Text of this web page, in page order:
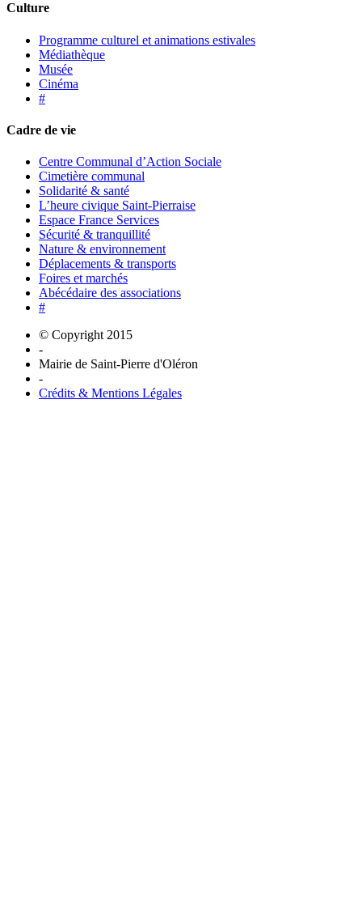
Culture
Programme culturel et animations estivales
Médiathèque
Musée
Cinéma
#
Cadre de vie
Centre Communal d’Action Sociale
Cimetière communal
Solidarité & santé
L’heure civique Saint-Pierraise
Espace France Services
Sécurité & tranquillité
Nature & environnement
Déplacements & transports
Foires et marchés
Abécédaire des associations
#
© Copyright 2015
-
Mairie de Saint-Pierre d'Oléron
-
Crédits & Mentions Légales